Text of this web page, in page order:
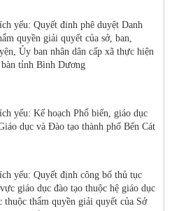
yếu: Quyết đinh phê duyệt Danh
quyền giải quyết của sở, ban,
Ủy ban nhân dân cấp xã thực hiện
tỉnh Bình Dương
yếu: Kế hoạch Phổ biến, giáo dục
dục và Đào tạo thành phố Bến Cát
yếu: Quyết định công bố thủ tục
giáo dục đào tạo thuộc hệ giáo dục
thuộc thẩm quyền giải quyết của Sở